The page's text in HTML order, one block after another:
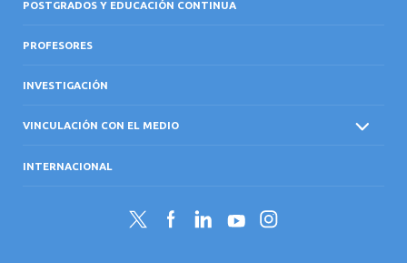
POSTGRADOS Y EDUCACIÓN CONTINUA
PROFESORES
INVESTIGACIÓN
VINCULACIÓN CON EL MEDIO
INTERNACIONAL
Twitter FacebookLinkedInYouTubeInstagram